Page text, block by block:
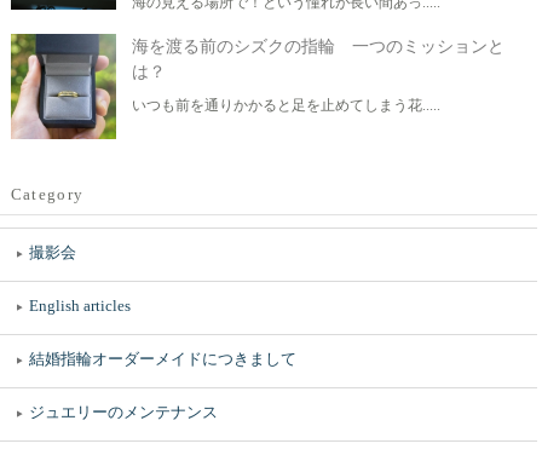
海を渡る前のシズクの指輪 一つのミッションと
は？
いつも前を通りかかると足を止めてしまう花.....
Category
撮影会
English articles
結婚指輪オーダーメイドにつきまして
ジュエリーのメンテナンス